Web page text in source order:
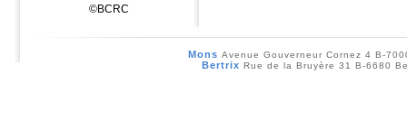
©BCRC
Chimie colloïdale
Frittage sous champ
Mons Avenue Gouverneur Cornez 4 B-
Bertrix Rue de la Bruyère 31 B-6680